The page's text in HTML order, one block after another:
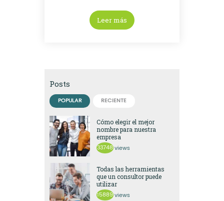
Leer más
Posts
POPULAR RECIENTE
Cómo elegir el mejor
nombre para nuestra
empresa
33748 views
Todas las herramientas
que un consultor puede
utilizar
15889 views